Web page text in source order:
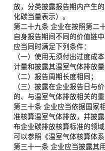
放，分类披露报告期内产生
化碳当量表示）。
第二十九条 企业在按照第二
自身报告期间不同的价值链
应当同时满足下列条件：
（一）使用无须付出过度成
计量和披露其温室气体排放量
（二）报告周期长度相同；
（三）披露在企业报告日与
的、与温室气体排放相关的
第三十条 企业应当依据国家
准核算温室气体排放，并披
布企业碳排放核算标准的领
可以参照《温室气体核算体系
第三十一条 企业应当披露其